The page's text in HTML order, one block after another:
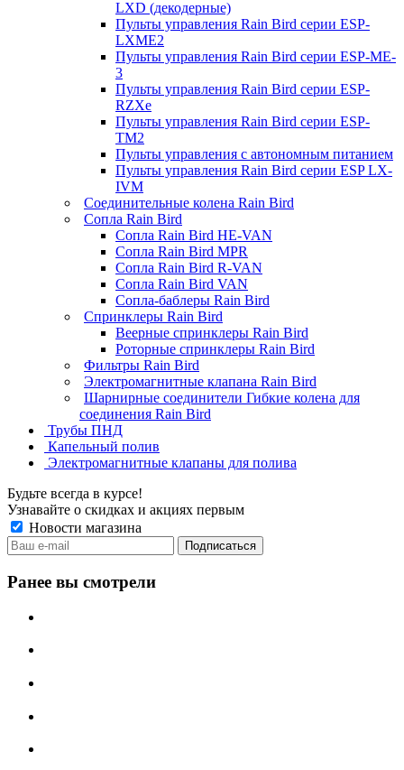
LXD (декодерные)
Пульты управления Rain Bird серии ESP-
LXME2
Пульты управления Rain Bird серии ESP-ME-
3
Пульты управления Rain Bird серии ESP-
RZXe
Пульты управления Rain Bird серии ESP-
TM2
Пульты управления с автономным питанием
Пульты управления Rain Bird серии ESP LX-
IVM
Соединительные колена Rain Bird
Сопла Rain Bird
Сопла Rain Bird HE-VAN
Сопла Rain Bird MPR
Сопла Rain Bird R-VAN
Сопла Rain Bird VAN
Сопла-баблеры Rain Bird
Спринклеры Rain Bird
Веерные спринклеры Rain Bird
Роторные спринклеры Rain Bird
Фильтры Rain Bird
Электромагнитные клапана Rain Bird
Шарнирные соединители Гибкие колена для
соединения Rain Bird
Трубы ПНД
Капельный полив
Электромагнитные клапаны для полива
Будьте всегда в курсе!
Узнавайте о скидках и акциях первым
Новости магазина
Ранее вы смотрели